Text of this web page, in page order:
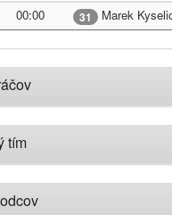
00:00 31 Marek
tím